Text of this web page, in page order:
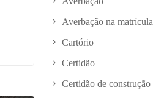
Averbação na matrícula
Cartório
Certidão
Certidão de construção